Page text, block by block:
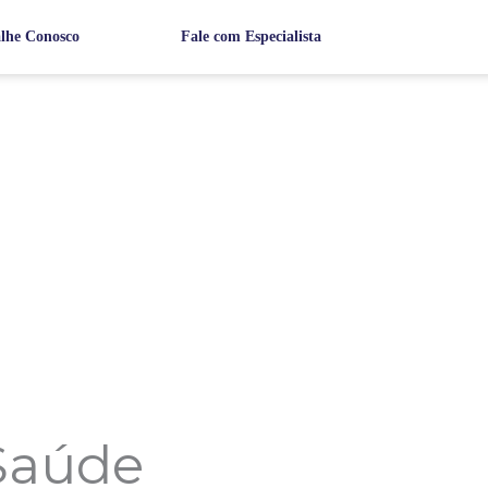
Conosco Fale com Especialista